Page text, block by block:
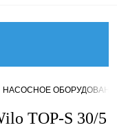
НАСОСНОЕ
TOP-S 30/5